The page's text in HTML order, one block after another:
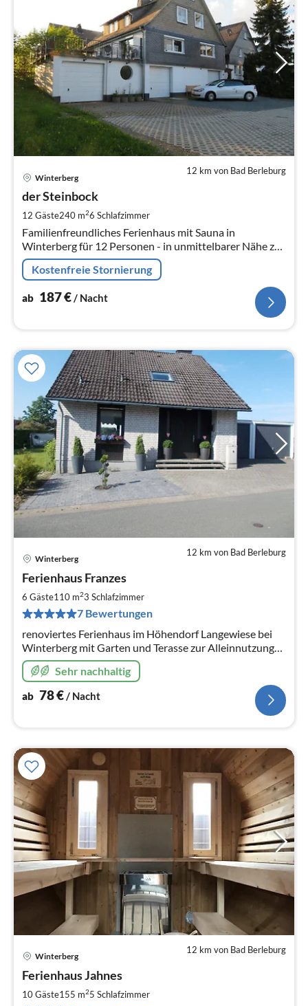
12 km von Bad Berleburg
Winterberg
der Steinbock
12 Gäste240 m26 Schlafzimmer
Familienfreundliches Ferienhaus mit Sauna in
Winterberg für 12 Personen - in unmittelbarer Nähe zu
den Skigebieten Glückauf, Postwiese und dem
Sesselliftkarussell Winterberg.
Kostenfreie Stornierung
ab 187€/ Nacht
12 km von Bad Berleburg
Winterberg
Ferienhaus Franzes
6 Gäste110 m23 Schlafzimmer
7 Bewertungen
renoviertes Ferienhaus im Höhendorf Langewiese bei
Winterberg mit Garten und Terasse zur Alleinnutzung
für unsere Gäste von 2 bis 6 Personen, mit
Pensionsservice auf Anfrage
Sehr nachhaltig
ab 78€ / Nacht
12 km von Bad Berleburg
Winterberg
Ferienhaus Jahnes
10 Gäste155 m25 Schlafzimmer